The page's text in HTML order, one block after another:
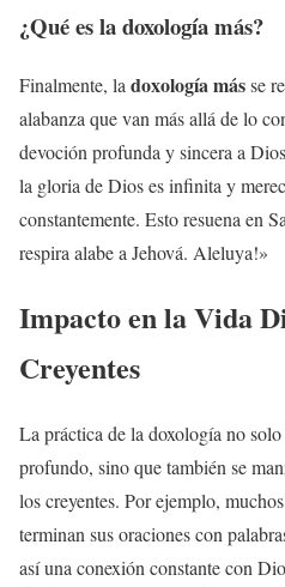
¿Qué es ladoxología más?
Finalmente, la doxología másse
alabanza que van más allá de lo
devoción profunda y sincera a
la gloria de Dios es infinita y
constantemente. Esto resuena en
respira alabe a Jehová. Aleluya!»
Impacto en la Vida
Creyentes
La práctica de la doxología no
profundo, sino que también se
los creyentes. Por ejemplo,
terminan sus oraciones con
así una conexión constante con